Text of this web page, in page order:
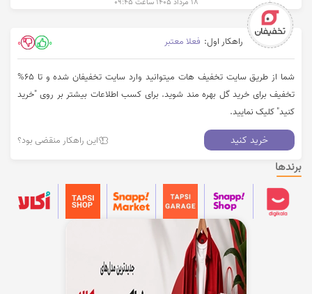
۱۸ مرداد ۱۴۰۵ ساعت ۰۹:۴۵
راهکار اول: فعلا معتبر 0
0
شما از طریق سایت تخفیف هات میتوانید وارد سایت تخفیفان شده و تا 65%
تخفیف برای خرید گل بهره مند شوید. برای کسب اطلاعات بیشتر بر روی "خرید
کنید" کلیک نمایید.
خرید کنید این راهکار منقضی بود؟
برندها